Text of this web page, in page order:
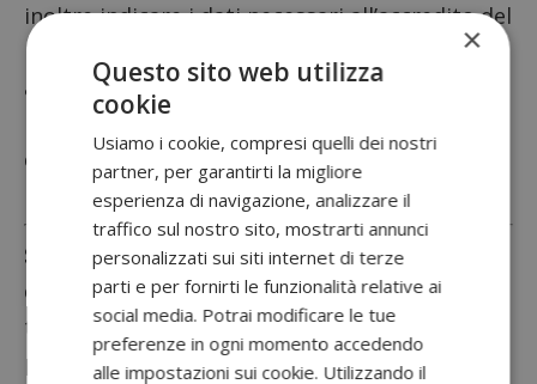
inoltre indicare i dati necessari all’accredito del
rimborso
(IBAN, agenzia di
appoggio, intestatario del conto) o carta
ricaricabile. Non dimentichiamoci che il conto
corrente indicato dovrà essere intestato o co-
intestato al richiedente il rimborso.
Suggerimento: per i cashback è perfetta la
carta HYPE dotata di IBAN. È gratuita, sicura e
ti regala 10€ omaggio.Clicca qui e scopri la
promozione
×
Questo sito web utilizza
cookie
Usiamo i cookie, compresi quelli dei nostri
partner, per garantirti la migliore
esperienza di navigazione, analizzare il
traffico sul nostro sito, mostrarti annunci
personalizzati sui siti internet di terze
parti e per fornirti le funzionalità relative ai
social media. Potrai modificare le tue
preferenze in ogni momento accedendo
alle impostazioni sui cookie. Utilizzando il